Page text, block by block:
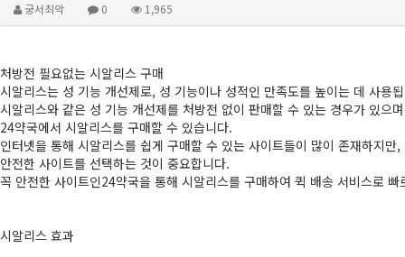
궁서최악 0 1,965
처방전 필요없는 시알리스 구매
시알리스는 성 기능 개선제로, 성 기능이나 성적인 만족도를 높이는 데 사용
시알리스와 같은 성 기능 개선제를 처방전 없이 판매할 수 있는 경우가 있으
24약국에서 시알리스를 구매할 수 있습니다.
인터넷을 통해 시알리스를 쉽게 구매할 수 있는 사이트들이 많이 존재하지만,
안전한 사이트를 선택하는 것이 중요합니다.
꼭 안전한 사이트인24약국을 통해 시알리스를 구매하여 퀵 배송 서비스로 빠
시알리스 효과